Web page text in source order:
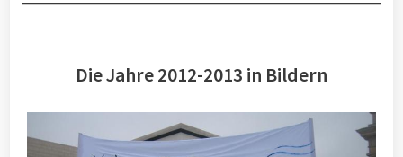
Die Jahre 2012-2013 in Bildern